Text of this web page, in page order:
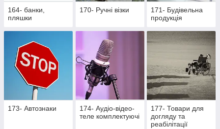
164- банки,
пляшки
170- Ручні візки
171- Будівельна
продукція
173- Автознаки
174- Аудіо-відео-
теле комплектуючі
177- Товари для
догляду та
реабілітації